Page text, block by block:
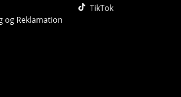
og Reklamation
TikTok